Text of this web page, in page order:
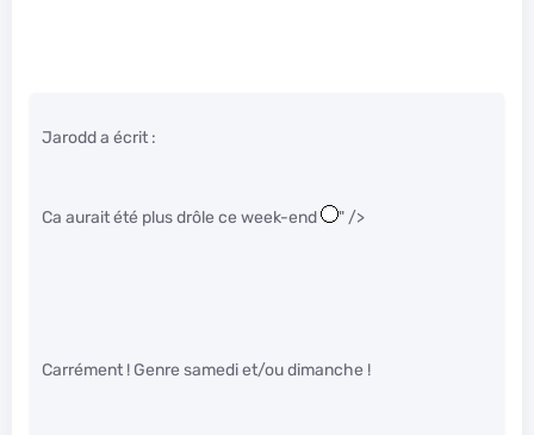
Jarodd a écrit :
Ca aurait été plus drôle ce week-end " />
Carrément ! Genre samedi et/ou dimanche !